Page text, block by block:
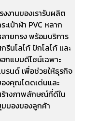
งงานของเรารับผลิต
ะเป๋าผ้า PVC หลาก
ายทรง พร้อมบริการ
รีนโลโก้ ปักโลโก้ และ
กแบบดีไซน์เฉพาะ
รนด์ เพื่อช่วยให้ธุรกิจ
งคุณโดดเด่นและ
างภาพลักษณ์ที่ดีใน
มองของลูกค้า